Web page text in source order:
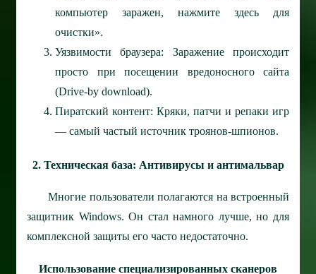
компьютер заражен, нажмите здесь для
очистки».
Уязвимости браузера: Заражение происходит
просто при посещении вредоносного сайта
(Drive-by download).
Пиратский контент: Кряки, патчи и репаки игр
— самый частый источник троянов-шпионов.
2. Техническая база: Антивирусы и антимальвар
Многие пользователи полагаются на встроенный
защитник Windows. Он стал намного лучше, но для
комплексной защиты его часто недостаточно.
Использование специализированных сканеров